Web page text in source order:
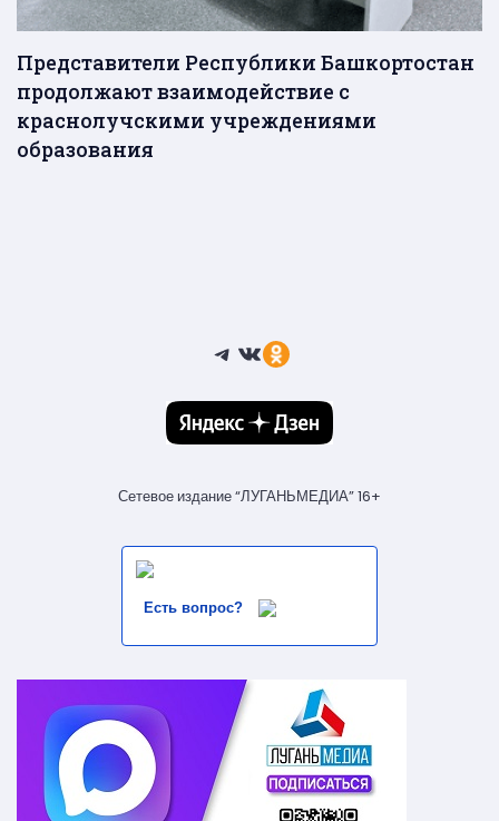
Представители Республики Башкортостан
продолжают взаимодействие с
краснолучскими учреждениями
образования
Telegram
ВКонтакте
Ссылка
Сетевое издание “ЛУГАНЬМЕДИА” 16+
Есть вопрос?